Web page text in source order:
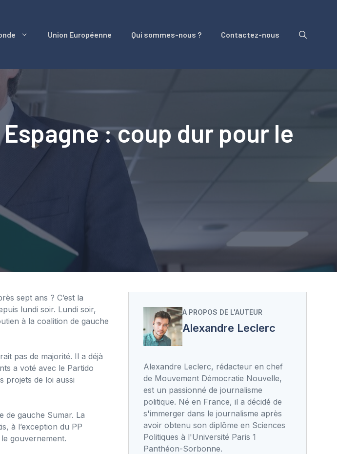
Union Européenne Qui sommes-nous ? Contactez-nous
: coup dur pour le
sept ans ? C’est la
lundi soir. Lundi soir,
à la coalition de gauche
pas de majorité. Il a déjà
a voté avec le Partido
projets de loi aussi
de gauche Sumar. La
à l’exception du PP
gouvernement.
A PROPOS DE L'AUTEUR
Alexandre Leclerc
Alexandre Leclerc, rédacteur en chef
de Mouvement Démocratie Nouvelle,
est un passionné de journalisme
politique. Né en France, il a décidé de
s'immerger dans le journalisme après
avoir obtenu son diplôme en Sciences
Politiques à l'Université Paris 1
Panthéon-Sorbonne.